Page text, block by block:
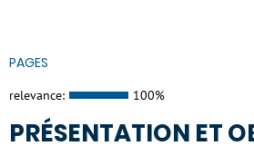
PAGES
relevance: 100%
PRÉSENTATION ET